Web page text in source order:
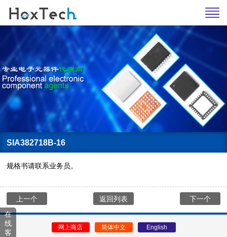
SIA382718B-16
规格书请联系业务员。
上一个 下一个
返回列表
网上商店 简体中文 English
在
线
客